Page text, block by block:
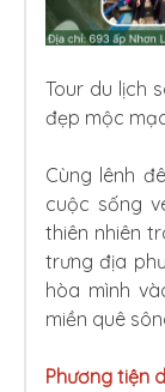
Tour du lịch
đẹp mộc
Cùng lênh
cuộc sống
thiên nhiên
trưng địa
hòa mình
miền quê
Phương tiện